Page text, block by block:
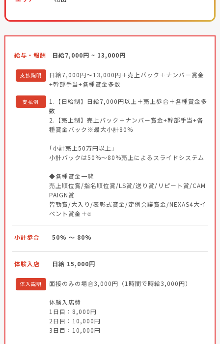
給与・報酬 日給7,000円 ~ 13,000円
支払説明
日給7,000円～13,000円＋売上バック＋ナンバー賞金
+幹部手当+各種賞金多数
支払例
1.【日給制】日給7,000円以上＋売上歩合＋各種賞金多
数
2.【売上制】売上バック＋ナンバー賞金+幹部手当+各
種賞金バック※最大小計80%
｢小計売上50万円以上｣
小計バックは50%～80%売上によるスライドシステム
◆各種賞金一覧
売上順位賞/指名順位賞/LS賞/送り賞/リピート賞/CAM
PAIGN賞
皆勤賞/大入り/表彰式賞金/定例会議賞金/NEXAS4大イ
ベント賞金＋α
小計歩合 50% ～ 80%
体験入店 日給 15,000円
体入説明 面接のみの場合3,000円（1時間で時給3,000円）
体験入店費
1日目：8,000円
2日目：10,000円
3日目：10,000円